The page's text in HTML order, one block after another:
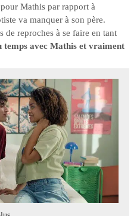
Mathis par rapport à
va manquer à son père.
de reproches à se faire en tant
temps avec Mathis et vraiment